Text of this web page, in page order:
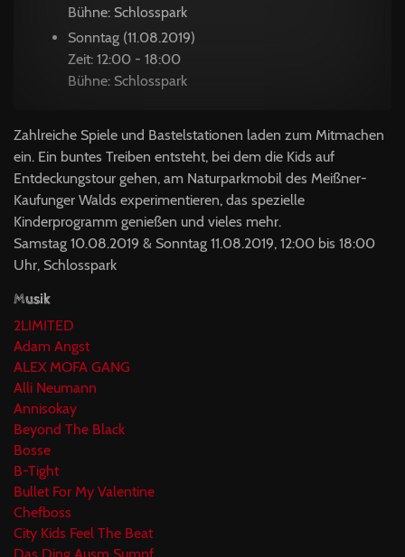
Bühne: Schlosspark
Sonntag (11.08.2019)
Zeit: 12:00 - 18:00
Bühne: Schlosspark
Zahlreiche Spiele und Bastelstationen laden zum Mitmachen
ein. Ein buntes Treiben entsteht, bei dem die Kids auf
Entdeckungstour gehen, am Naturparkmobil des Meißner-
Kaufunger Walds experimentieren, das spezielle
Kinderprogramm genießen und vieles mehr.
Samstag 10.08.2019 & Sonntag 11.08.2019, 12:00 bis 18:00
Uhr, Schlosspark
Musik
2LIMITED
Adam Angst
ALEX MOFA GANG
Alli Neumann
Annisokay
Beyond The Black
Bosse
B-Tight
Bullet For My Valentine
Chefboss
City Kids Feel The Beat
Das Ding Ausm Sumpf